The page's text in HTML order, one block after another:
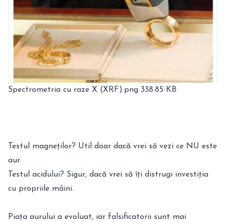
Spectrometria cu raze X (XRF).png 338.85 KB
Testul magneților? Util doar dacă vrei să vezi ce NU este
aur.
Testul acidului? Sigur, dacă vrei să îți distrugi investiția
cu propriile mâini.
Piața aurului a evoluat, iar falsificatorii sunt mai